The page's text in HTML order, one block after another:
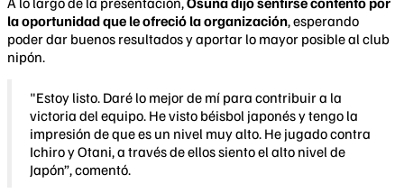
la oportunidad que le ofreció la organización, esperando
poder dar buenos resultados y aportar lo mayor posible al club
nipón.
"Estoy listo. Daré lo mejor de mí para contribuir a la
victoria del equipo. He visto béisbol japonés y tengo la
impresión de que es un nivel muy alto. He jugado contra
Ichiro y Otani, a través de ellos siento el alto nivel de
Japón”, comentó.